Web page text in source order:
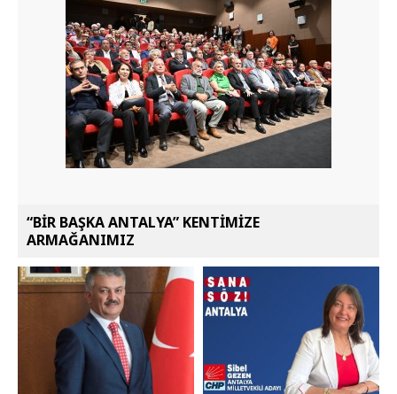
“BİR BAŞKA ANTALYA” KENTİMİZE
ARMAĞANIMIZ